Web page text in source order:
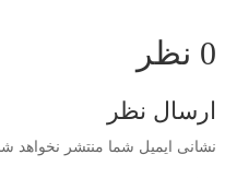
0 نظر
ارسال نظر
نشانی ایمیل شما منتشر نخواهد